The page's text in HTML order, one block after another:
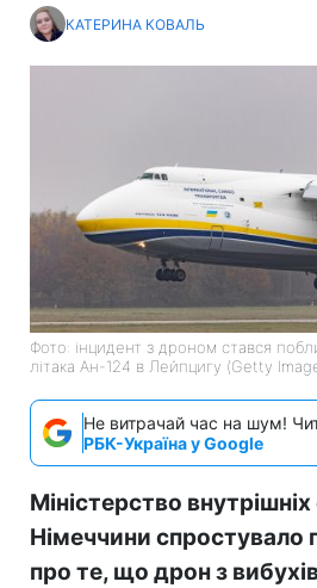
КАТЕРИНА КОВАЛЬ
Фото: інцидент з дроном стався
літака Ан-124 в Лейпцигу (Getty
Не витрачай час на шум!
РБК-Україна у Google
Міністерство
Німеччини спростувало
про те, що дрон з